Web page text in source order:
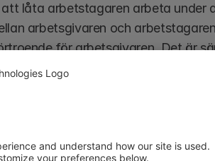
låta arbetstagaren arbeta under
arbetsgivaren och
för arbetsgivaren. Det är
osäkerhet och där strukturerna
bör skriva under anställningsavtalet